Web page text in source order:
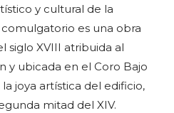
y cultural de la
es una obra
siglo XVIII atribuida al
y ubicada en el Coro Bajo
joya artística del edificio,
mitad del XIV.